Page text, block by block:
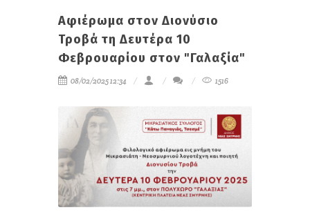
Αφιέρωμα στον Διονύσιο
Τροβά τη Δευτέρα 10
Φεβρουαρίου στον "Γαλαξία"
08/02/2025 12:34 1516